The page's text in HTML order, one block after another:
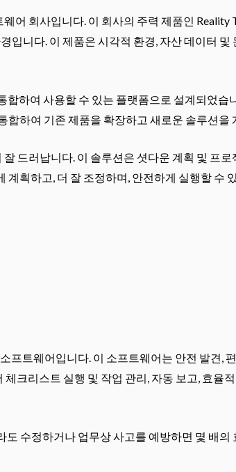
어 회사입니다. 이 회사의 주력 제품인 Reality
입니다. 이 제품은 시각적 환경, 자산 데이터
하여 사용할 수 있는 플랫폼으로 설계되었습
하여 기존 제품을 확장하고 새로운 솔루션을
드러납니다. 이 솔루션은 셧다운 계획 및 프
획하고, 더 잘 조정하며, 안전하게 실행할 수
트웨어입니다. 이 소프트웨어는 안전 발견,
크리스트 실행 및 작업 관리, 자동 보고, 효율
수정하거나 업무상 사고를 예방하면 몇 배의